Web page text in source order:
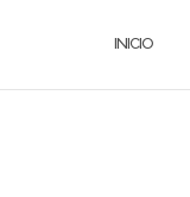
INICIO